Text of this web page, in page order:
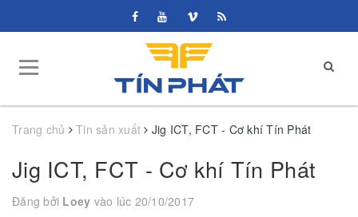
Trang chủ Tin sản xuất Jig ICT, FCT - Cơ khí Tín Phát
Jig ICT, FCT - Cơ khí Tín Phát
Đăng bởi Loey vào lúc 20/10/2017